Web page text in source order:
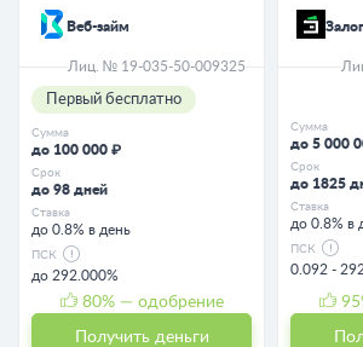
Веб-займ
Лиц. № 19-035-50-009325
Первый бесплатно
Сумма
до 100 000 ₽
Срок
до 98 дней
Ставка
до 0.8% в день
ПСК
до 292.000%
80% — одобрение
Получить деньги
Сумма
до 5 000
Срок
до 1825
Ставка
до 0.8% в
ПСК
0.092 -
95